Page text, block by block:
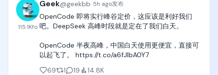
LLM workflow，比让他们学会正确写一个feature
requirement document还难。
失去维护能力，持续烂尾，又回到了人肉办公处理的
时代。
115.1Kfo
Geek@geekbb· 5h ago发布
OpenCode 即将实行峰谷定价，这应该是利好我们
吧。DeepSeek 高峰时段就是定在了我们白天。
OpenCode 半夜高峰，中国白天使用更便宜，直接可
以起飞了。 https://t.co/a6fJIbA0Y7
69
1 19 14.8K